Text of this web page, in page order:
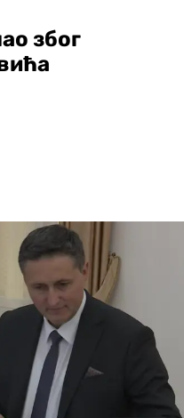
због